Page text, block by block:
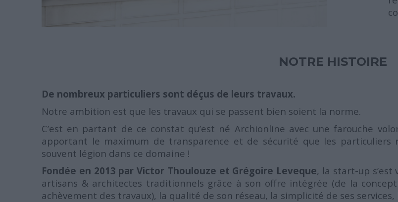
NOTRE HISTOIRE
De nombreux particuliers sont déçus de leurs travaux.
Notre ambition est que les travaux qui se passent bien soient la norme.
C’est en partant de ce constat qu’est né Archionline avec une farouche
apportant le maximum de transparence et de sécurité que les
souvent légion dans ce domaine !
Fondée en 2013 par Victor Thoulouze et Grégoire Leveque, la start-up s’est
artisans & architectes traditionnels grâce à son offre intégrée (de la
achèvement des travaux), la qualité de son réseau, la simplicité de ses